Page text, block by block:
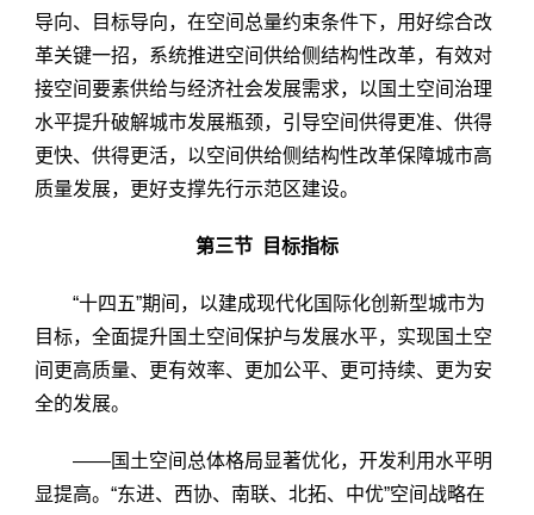
导向、目标导向，在空间总量约束条件下，用好综合改
革关键一招，系统推进空间供给侧结构性改革，有效对
接空间要素供给与经济社会发展需求，以国土空间治理
水平提升破解城市发展瓶颈，引导空间供得更准、供得
更快、供得更活，以空间供给侧结构性改革保障城市高
质量发展，更好支撑先行示范区建设。
第三节 目标指标
“十四五”期间，以建成现代化国际化创新型城市为
目标，全面提升国土空间保护与发展水平，实现国土空
间更高质量、更有效率、更加公平、更可持续、更为安
全的发展。
——国土空间总体格局显著优化，开发利用水平明
显提高。“东进、西协、南联、北拓、中优”空间战略在